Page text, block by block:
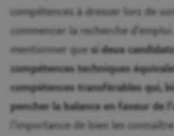
compétences à dresser lors de
commencer la recherche
mentionner quesi deux
compétences techniques
compétences transférables qui,
pencher la balance en faveur de
l’importance de bien les connaître.